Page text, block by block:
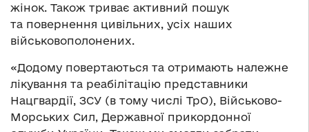
жінок. Також триває активний пошук
та повернення цивільних, усіх наших
військовополонених.
«Додому повертаються та отримають належне
лікування та реабілітацію представники
Нацгвардії, ЗСУ (в тому числі ТрО), Військово-
Морських Сил, Державної прикордонної